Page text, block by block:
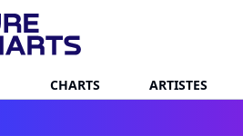
CHARTS ARTISTES